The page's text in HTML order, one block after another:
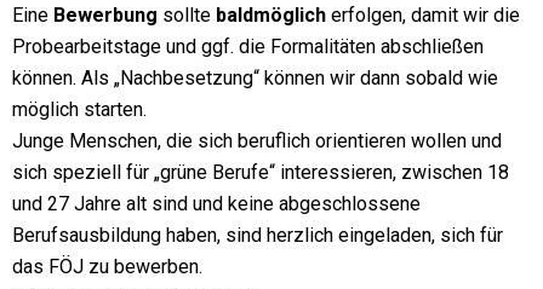
Eine Bewerbung sollte baldmöglich erfolgen, damit wir die
Probearbeitstage und ggf. die Formalitäten abschließen
können. Als „Nachbesetzung“ können wir dann sobald wie
möglich starten.
Junge Menschen, die sich beruflich orientieren wollen und
sich speziell für „grüne Berufe“ interessieren, zwischen 18
und 27 Jahre alt sind und keine abgeschlossene
Berufsausbildung haben, sind herzlich eingeladen, sich für
das FÖJ zu bewerben.